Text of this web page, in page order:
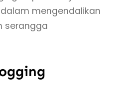
mengendalikan
serangga